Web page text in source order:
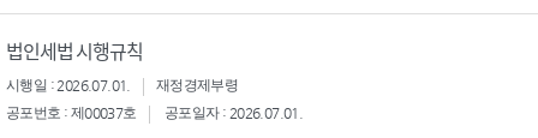
법인세법 시행규칙
시행일 : 2026.07.01.
재정경제부령
공포번호 : 제00037호
공포일자 : 2026.07.01.